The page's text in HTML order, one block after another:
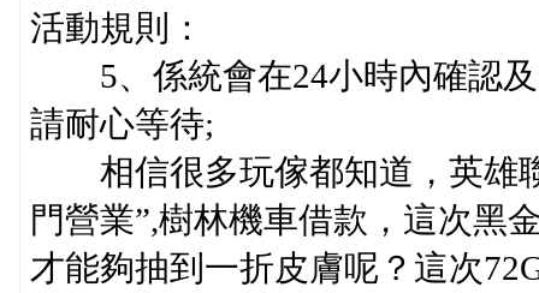
活動規則：
5、係統會在24小時內確認及
請耐心等待;
相信很多玩傢都知道，英雄
門營業”,樹林機車借款，這次黑
才能夠抽到一折皮膚呢？這次